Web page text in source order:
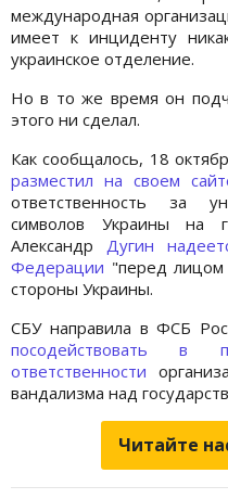
международная
имеет к инциденту
украинское отделение.
Но в то же время он
этого ни сделал.
Как сообщалось, 18
разместил на своем
ответственность за
символов Украины на
Александр Дугин
Федерации "перед лицом
стороны Украины.
СБУ направила в ФСБ
посодействовать в
ответственности
вандализма над
Читайте